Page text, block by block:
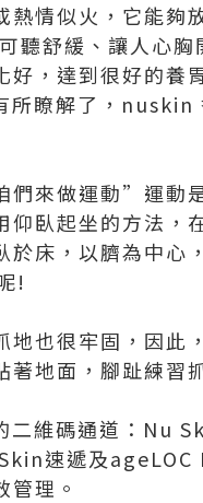
情似火，它能夠
聽舒緩、讓人心
好，達到很好的養
所瞭解了，nuskin
們來做運動”運動
臥起坐的方法，
床，以臍為中心
!
也很牢固，因此
地面，腳趾練習
二維碼通道：Nu
速遞及
理。